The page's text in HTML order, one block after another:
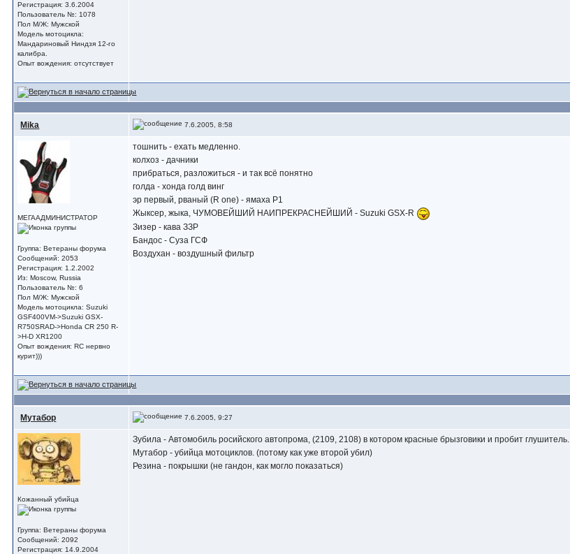
Регистрация: 3.6.2004
Пользователь №: 1078
Пол М/Ж: Мужской
Модель мотоцикла:
Мандариновый Ниндзя 12-го
калибра.
Опыт вождения: отсутствует
Mika 7.6.2005, 8:58
МЕГААДМИНИСТРАТОР
Группа: Ветераны форума
Сообщений: 2053
Регистрация: 1.2.2002
Из: Moscow, Russia
Пользователь №: 6
Пол М/Ж: Мужской
Модель мотоцикла: Suzuki
GSF400VM->Suzuki GSX-
R750SRAD->Honda CR 250 R-
>H-D XR1200
Опыт вождения: RC нервно
курит)))
тошнить - ехать медленно.
колхоз - дачники
прибраться, разложиться - и так всё понятно
голда - хонда голд винг
эр первый, рваный (R one) - ямаха Р1
Жыксер, жыка, ЧУМОВЕЙШИЙ НАИПРЕКРАСНЕЙШИЙ - Suzuki GSX-R
Зизер - кава ЗЗР
Бандос - Суза ГСФ
Воздухан - воздушный фильтр
Мутабор 7.6.2005, 9:27
Кожанный убийца
Группа: Ветераны форума
Сообщений: 2092
Регистрация: 14.9.2004
Зубила - Автомобиль росийского автопрома, (2109, 2108) в котором красные брызговики и пробит глушитель.
Мутабор - убийца мотоциклов. (потому как уже второй убил)
Резина - покрышки (не гандон, как могло показаться)